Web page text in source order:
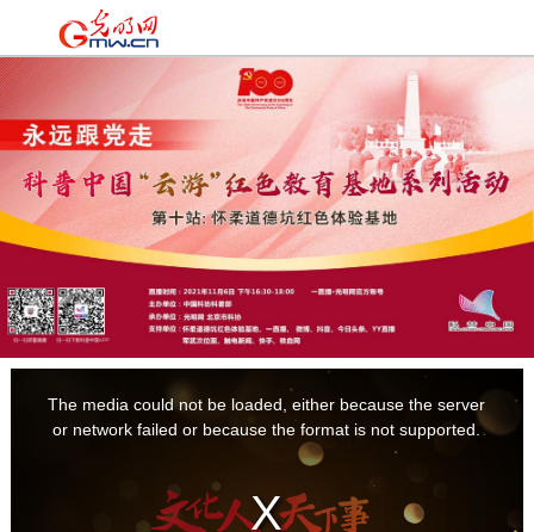
时政 | | 理论 文化 科技
教育 | 经济 | 生活 法治 更多+
The media could not be loaded, either because the server
or network failed or because the format is not supported.